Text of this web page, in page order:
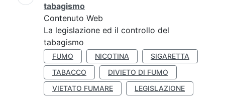
tabagismo
Contenuto Web
La legislazione ed il controllo del
tabagismo
FUMO NICOTINA
SIGARETTA
TABACCO
DIVIETO DI FUMO
VIETATO FUMARE
LEGISLAZIONE